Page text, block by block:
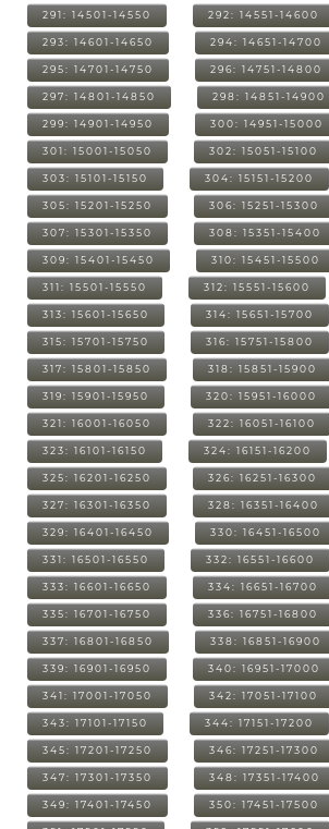
291: 14501-14550 292: 14551-14600
293: 14601-14650 294: 14651-14700
295: 14701-14750 296: 14751-14800
297: 14801-14850 298: 14851-14900
299: 14901-14950 300: 14951-15000
301: 15001-15050 302: 15051-15100
303: 15101-15150 304: 15151-15200
305: 15201-15250 306: 15251-15300
307: 15301-15350 308: 15351-15400
309: 15401-15450 310: 15451-15500
311: 15501-15550 312: 15551-15600
313: 15601-15650 314: 15651-15700
315: 15701-15750 316: 15751-15800
317: 15801-15850 318: 15851-15900
319: 15901-15950 320: 15951-16000
321: 16001-16050 322: 16051-16100
323: 16101-16150 324: 16151-16200
325: 16201-16250 326: 16251-16300
327: 16301-16350 328: 16351-16400
329: 16401-16450 330: 16451-16500
331: 16501-16550 332: 16551-16600
333: 16601-16650 334: 16651-16700
335: 16701-16750 336: 16751-16800
337: 16801-16850 338: 16851-16900
339: 16901-16950 340: 16951-17000
341: 17001-17050 342: 17051-17100
343: 17101-17150 344: 17151-17200
345: 17201-17250 346: 17251-17300
347: 17301-17350 348: 17351-17400
349: 17401-17450 350: 17451-17500